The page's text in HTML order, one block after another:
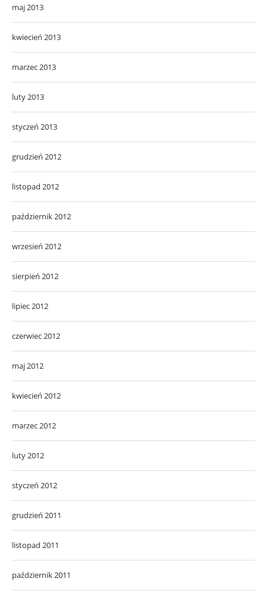
maj 2013
kwiecień 2013
marzec 2013
luty 2013
styczeń 2013
grudzień 2012
listopad 2012
październik 2012
wrzesień 2012
sierpień 2012
lipiec 2012
czerwiec 2012
maj 2012
kwiecień 2012
marzec 2012
luty 2012
styczeń 2012
grudzień 2011
listopad 2011
październik 2011